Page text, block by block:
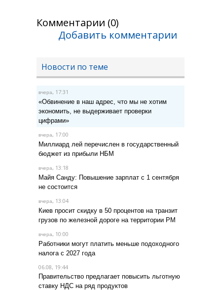
Комментарии (0)
Добавить комментарии
Новости по теме
вчера, 17:31
«Обвинение в наш адрес, что мы не хотим
экономить, не выдерживает проверки
цифрами»
вчера, 17:00
Миллиард лей перечислен в государственный
бюджет из прибыли НБМ
вчера, 13:18
Майя Санду: Повышение зарплат с 1 сентября
не состоится
вчера, 13:04
Киев просит скидку в 50 процентов на транзит
грузов по железной дороге на территории РМ
вчера, 10:00
Работники могут платить меньше подоходного
налога с 2027 года
06.08, 19:44
Правительство предлагает повысить льготную
ставку НДС на ряд продуктов